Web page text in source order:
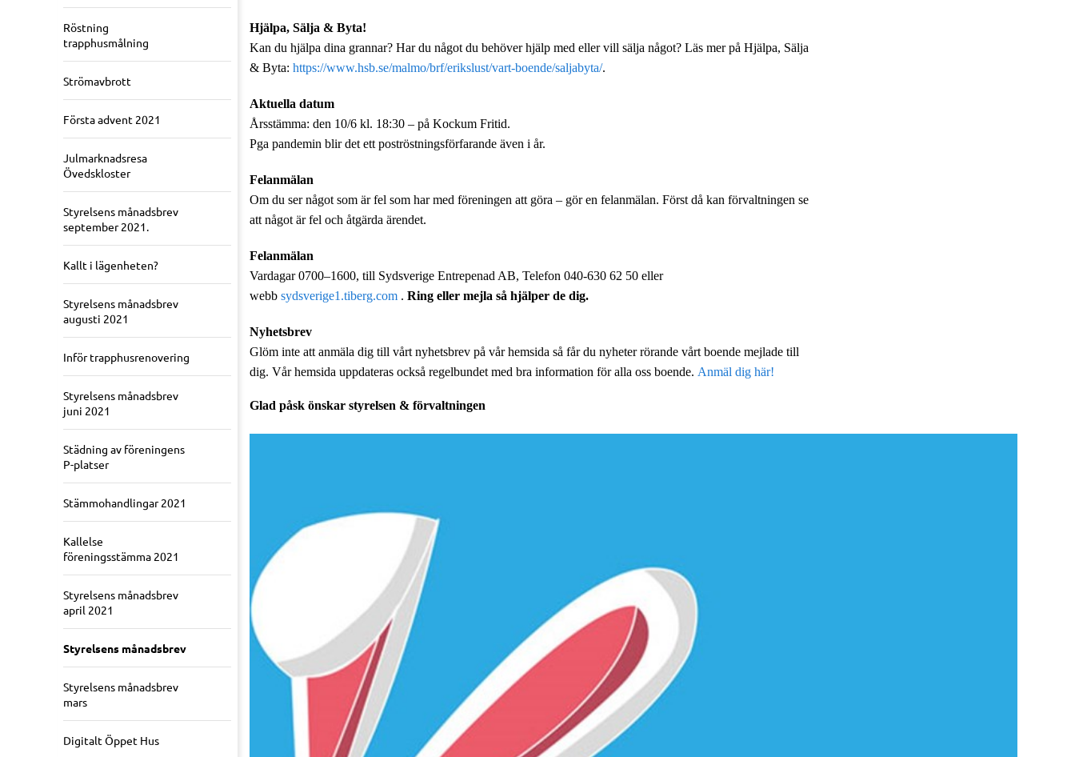
Röstning
trapphusmålning
Strömavbrott
Första advent 2021
Julmarknadsresa
Övedskloster
Styrelsens månadsbrev
september 2021.
Kallt i lägenheten?
Styrelsens månadsbrev
augusti 2021
Inför trapphusrenovering
Styrelsens månadsbrev
juni 2021
Städning av föreningens
P-platser
Stämmohandlingar 2021
Kallelse
föreningsstämma 2021
Styrelsens månadsbrev
april 2021
Styrelsens månadsbrev
Styrelsens månadsbrev
mars
Digitalt Öppet Hus
Hjälpa, Sälja & Byta!
Kan du hjälpa dina grannar? Har du något du behöver hjälp med eller vill sälja något? Läs mer på Hjälpa, Sälja
& Byta: https://www.hsb.se/malmo/brf/erikslust/vart-boende/saljabyta/.
Aktuella datum
Årsstämma: den 10/6 kl. 18:30 – på Kockum Fritid.
Pga pandemin blir det ett poströstningsförfarande även i år.
Felanmälan
Om du ser något som är fel som har med föreningen att göra – gör en felanmälan. Först då kan förvaltningen se
att något är fel och åtgärda ärendet.
Felanmälan
Vardagar 0700–1600, till Sydsverige Entrepenad AB, Telefon 040-630 62 50 eller
webb sydsverige1.tiberg.com . Ring eller mejla så hjälper de dig.
Nyhetsbrev
Glöm inte att anmäla dig till vårt nyhetsbrev på vår hemsida så får du nyheter rörande vårt boende mejlade till
dig. Vår hemsida uppdateras också regelbundet med bra information för alla oss boende. Anmäl dig här!
Glad påsk önskar styrelsen & förvaltningen